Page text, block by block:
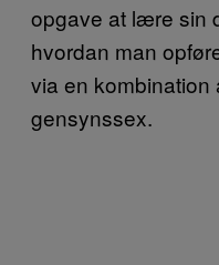
opgave at lære sin
hvordan man
via en kombination
gensynssex.